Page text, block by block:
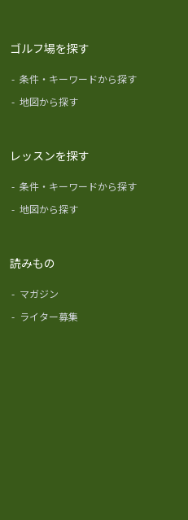
ゴルフ場を探す
- 条件・キーワードから探す
- 地図から探す
レッスンを探す
- 条件・キーワードから探す
- 地図から探す
読みもの
- マガジン
- ライター募集